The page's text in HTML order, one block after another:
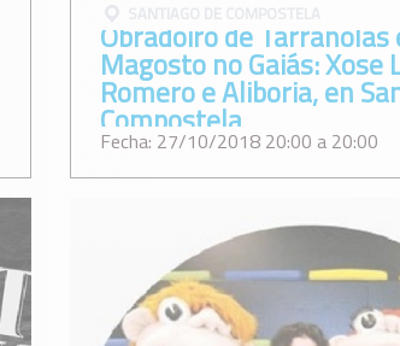
SANTIAGO DE COMPOSTELA
Obradoiro de Tarrañolas
Magosto no Gaiás: Xose
Romero e Aliboria, en
Compostela
Fecha: 27/10/2018 20:00 a 20:00